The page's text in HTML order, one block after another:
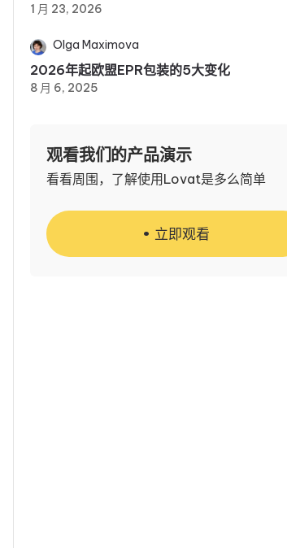
1 月 23, 2026
Olga Maximova
2026年起欧盟EPR包装的5大变化
8 月 6, 2025
观看我们的产品演示
看看周围，了解使用Lovat是多么简单
立即观看